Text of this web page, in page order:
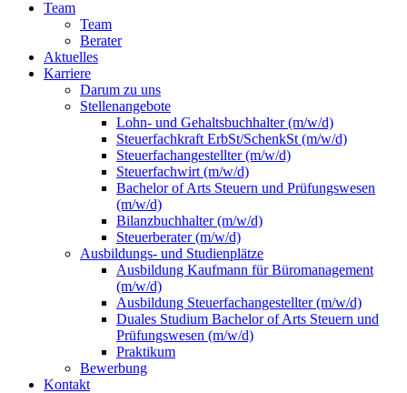
Team
Team
Berater
Aktuelles
Karriere
Darum zu uns
Stellenangebote
Lohn- und Gehaltsbuchhalter (m/w/d)
Steuerfachkraft ErbSt/SchenkSt (m/w/d)
Steuerfachangestellter (m/w/d)
Steuerfachwirt (m/w/d)
Bachelor of Arts Steuern und Prüfungswesen
(m/w/d)
Bilanzbuchhalter (m/w/d)
Steuerberater (m/w/d)
Ausbildungs- und Studienplätze
Ausbildung Kaufmann für Büromanagement
(m/w/d)
Ausbildung Steuerfachangestellter (m/w/d)
Duales Studium Bachelor of Arts Steuern und
Prüfungswesen (m/w/d)
Praktikum
Bewerbung
Kontakt